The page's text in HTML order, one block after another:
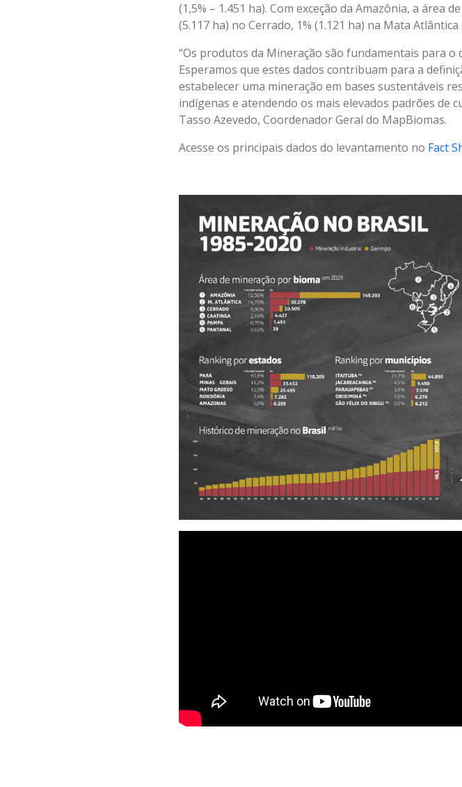
(1,5% – 1.451 ha). Com exceção da Amazônia, a área
(5.117 ha) no Cerrado, 1% (1.121 ha) na Mata
“Os produtos da Mineração são fundamentais para
Esperamos que estes dados contribuam para a
estabelecer uma mineração em bases sustentáveis
indígenas e atendendo os mais elevados padrões de
Tasso Azevedo, Coordenador Geral do MapBiomas.
Acesse os principais dados do levantamento no Fact